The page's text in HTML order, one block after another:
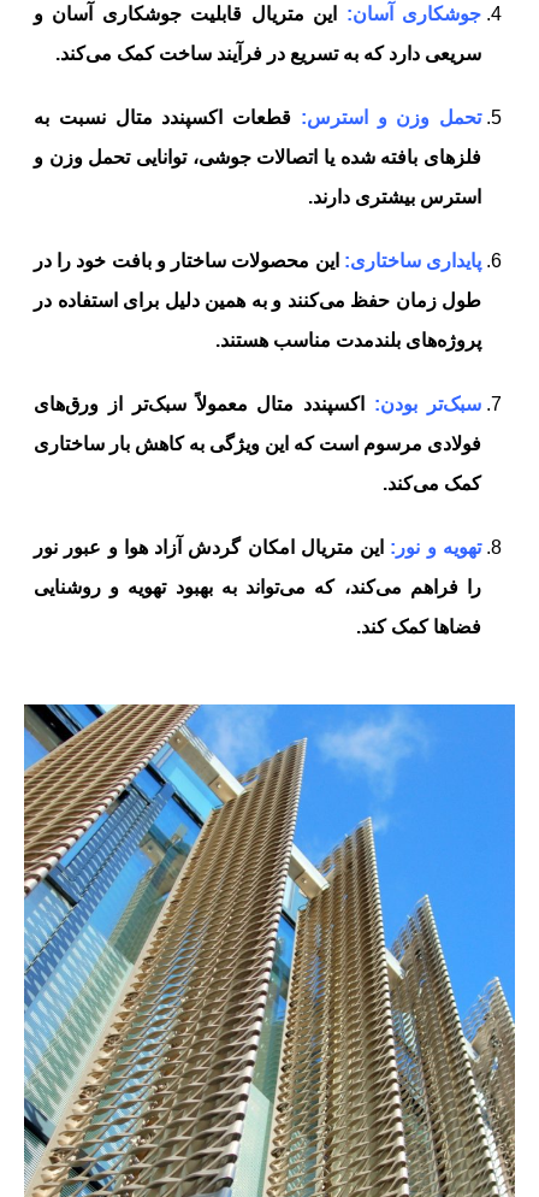
جوشکاری آسان: این متریال قابلیت جوشکاری آسان و
سریعی دارد که به تسریع در فرآیند ساخت کمک می‌کند.
تحمل وزن و استرس: قطعات اکسپندد متال نسبت به
فلزهای بافته شده یا اتصالات جوشی، توانایی تحمل وزن و
استرس بیشتری دارند.
پایداری ساختاری: این محصولات ساختار و بافت خود را در
طول زمان حفظ می‌کنند و به همین دلیل برای استفاده در
پروژه‌های بلندمدت مناسب هستند.
سبک‌تر بودن: اکسپندد متال معمولاً سبک‌تر از ورق‌های
فولادی مرسوم است که این ویژگی به کاهش بار ساختاری
کمک می‌کند.
تهویه و نور: این متریال امکان گردش آزاد هوا و عبور نور
را فراهم می‌کند، که می‌تواند به بهبود تهویه و روشنایی
فضاها کمک کند.